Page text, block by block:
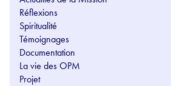
Réflexions
Spiritualité
Témoignages
Documentation
La vie des OPM
Projet